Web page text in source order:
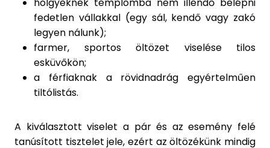
fedetlen vállakkal (egy sál, kendő vagy zakó
legyen nálunk);
farmer, sportos öltözet viselése tilos
esküvőkön;
a férfiaknak a rövidnadrág egyértelműen
tiltólistás.
A kiválasztott viselet a pár és az esemény felé
tanúsított tisztelet jele, ezért az öltözékünk mindig